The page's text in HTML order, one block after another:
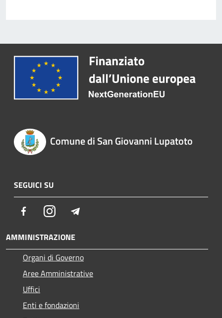
Comune di San Giovanni Lupatoto
SEGUICI SU
FacebookInstagram
AMMINISTRAZIONE
Organi di Governo
Aree Amministrative
Uffici
Enti e fondazioni